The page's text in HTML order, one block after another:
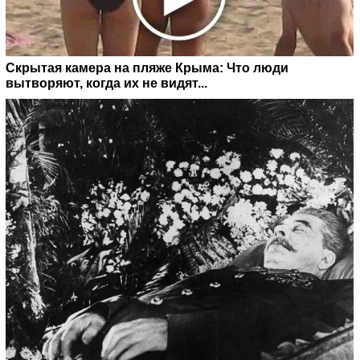
Скрытая камера на пляже Крыма: Что люди
вытворяют, когда их не видят...